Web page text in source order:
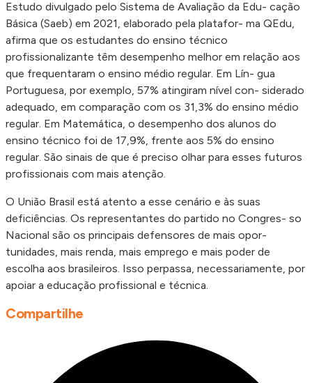
Estudo divulgado pelo Sistema de Avaliação da Edu- cação
Básica (Saeb) em 2021, elaborado pela platafor- ma QEdu,
afirma que os estudantes do ensino técnico
profissionalizante têm desempenho melhor em relação aos
que frequentaram o ensino médio regular. Em Lín- gua
Portuguesa, por exemplo, 57% atingiram nível con- siderado
adequado, em comparação com os 31,3% do ensino médio
regular. Em Matemática, o desempenho dos alunos do
ensino técnico foi de 17,9%, frente aos 5% do ensino
regular. São sinais de que é preciso olhar para esses futuros
profissionais com mais atenção.
O União Brasil está atento a esse cenário e às suas
deficiências. Os representantes do partido no Congres- so
Nacional são os principais defensores de mais opor-
tunidades, mais renda, mais emprego e mais poder de
escolha aos brasileiros. Isso perpassa, necessariamente, por
apoiar a educação profissional e técnica.
Compartilhe